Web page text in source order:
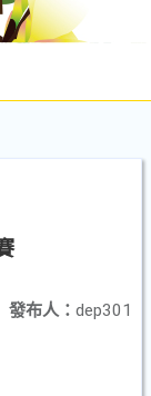
發布人： dep301